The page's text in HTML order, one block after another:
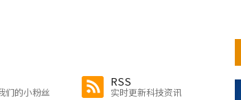
们的小粉丝
RSS
实时更新科技资讯